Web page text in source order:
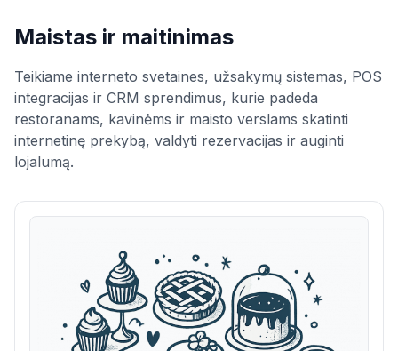
Maistas ir maitinimas
Teikiame interneto svetaines, užsakymų sistemas, POS
integracijas ir CRM sprendimus, kurie padeda
restoranams, kavinėms ir maisto verslams skatinti
internetinę prekybą, valdyti rezervacijas ir auginti
lojalumą.